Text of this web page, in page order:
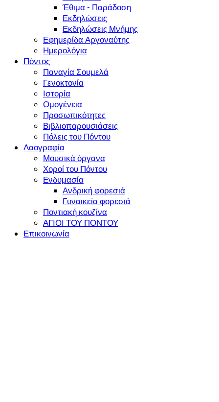
Έθιμα - Παράδοση
Εκδηλώσεις
Εκδηλώσεις Μνήμης
Εφημερίδα Αργοναύτης
Ημερολόγια
Πόντος
Παναγία Σουμελά
Γενοκτονία
Ιστορία
Ομογένεια
Προσωπικότητες
Βιβλιοπαρουσιάσεις
Πόλεις του Πόντου
Λαογραφία
Μουσικά όργανα
Χοροί του Πόντου
Ενδυμασία
Ανδρική φορεσιά
Γυναικεία φορεσιά
Ποντιακή κουζίνα
ΑΓΙΟΙ ΤΟΥ ΠΟΝΤΟΥ
Επικοινωνία